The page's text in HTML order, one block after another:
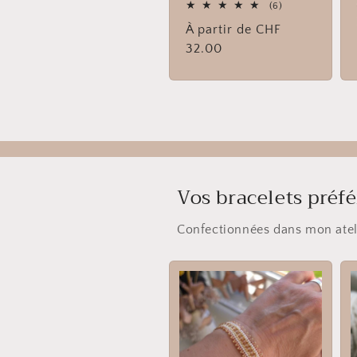
(6)
Prix
habituel
À partir de CHF
32.00
Vos bracelets
Confectionnées dans mon